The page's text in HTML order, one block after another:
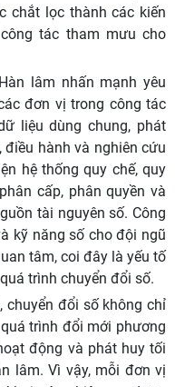
chắt lọc thành các kiến
tác tham mưu cho
lâm nhấn mạnh yêu
đơn vị trong công tác
liệu dùng chung, phát
điều hành và nghiên cứu
hệ thống quy chế, quy
cấp, phân quyền và
tài nguyên số. Công
kỹ năng số cho đội ngũ
tâm, coi đây là yếu tố
trình chuyển đổi số.
chuyển đổi số không chỉ
trình đổi mới phương
động và phát huy tối
lâm. Vì vậy, mỗi đơn vị